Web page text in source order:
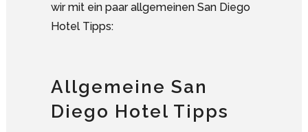
wir mit ein paar allgemeinen San Diego
Hotel Tipps:
Allgemeine San
Diego Hotel Tipps